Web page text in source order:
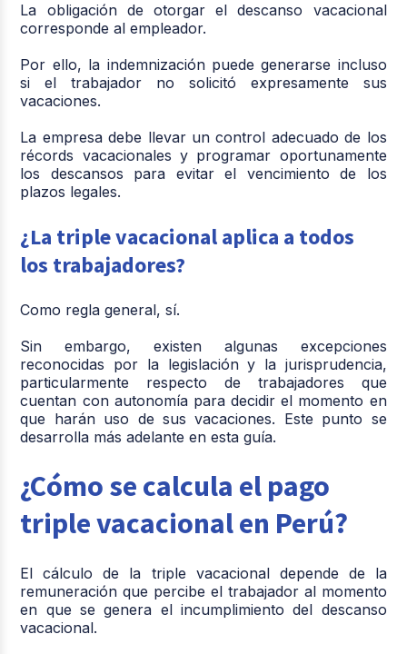
La obligación de otorgar el descanso vacacional
corresponde al empleador.
Por ello, la indemnización puede generarse incluso
si el trabajador no solicitó expresamente sus
vacaciones.
La empresa debe llevar un control adecuado de los
récords vacacionales y programar oportunamente
los descansos para evitar el vencimiento de los
plazos legales.
¿La triple vacacional aplica a todos
los trabajadores?
Como regla general, sí.
Sin embargo, existen algunas excepciones
reconocidas por la legislación y la jurisprudencia,
particularmente respecto de trabajadores que
cuentan con autonomía para decidir el momento en
que harán uso de sus vacaciones. Este punto se
desarrolla más adelante en esta guía.
¿Cómo se calcula el pago
triple vacacional en Perú?
El cálculo de la triple vacacional depende de la
remuneración que percibe el trabajador al momento
en que se genera el incumplimiento del descanso
vacacional.